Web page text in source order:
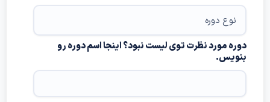
دوره مورد نظرت توی لیست نبود؟ اینجا اسم دوره رو
بنویس.